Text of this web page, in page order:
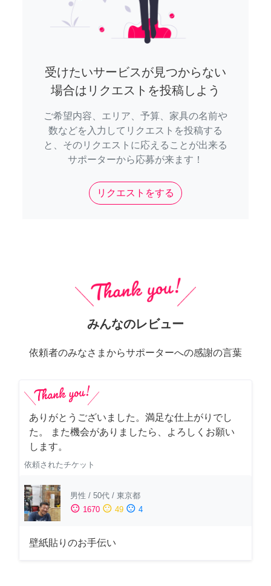
受けたいサービスが見つからない
場合はリクエストを投稿しよう
ご希望内容、エリア、予算、家具の名前や
数などを入力してリクエストを投稿する
と、そのリクエストに応えることが出来る
サポーターから応募が来ます！
リクエストをする
みんなのレビュー
依頼者のみなさまからサポーターへの感謝の言葉
ありがとうございました。満足な仕上がりでし
た。 また機会がありましたら、よろしくお願い
します。
依頼されたチケット
男性 / 50代 / 東京都
sentiment_satisfied 1670 sentiment_neutral 49 sentiment_dissatisfied 4
壁紙貼りのお手伝い